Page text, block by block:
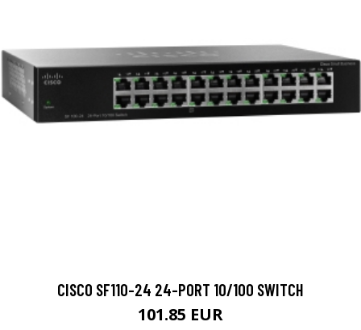
CISCO SF110-24 24-PORT 10/100 SWITCH
101.85 EUR